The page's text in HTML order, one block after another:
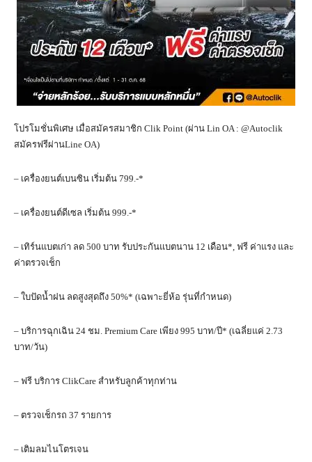
โปรโมชั่นพิเศษ เมื่อสมัครสมาชิก Clik Point (ผ่าน Lin OA : @Autoclik
สมัครฟรีผ่านLine OA)
– เครื่องยนต์เบนซิน เริ่มต้น 799.-*
– เครื่องยนต์ดีเซล เริ่มต้น 999.-*
– เทิร์นแบตเก่า ลด 500 บาท รับประกันแบตนาน 12 เดือน*, ฟรี ค่าแรง และ
ค่าตรวจเช็ก
– ใบปัดน้ำฝน ลดสูงสุดถึง 50%* (เฉพาะยี่ห้อ รุ่นที่กำหนด)
– บริการฉุกเฉิน 24 ชม. Premium Care เพียง 995 บาท/ปี* (เฉลี่ยแค่ 2.73
บาท/วัน)
– ฟรี บริการ ClikCare สำหรับลูกค้าทุกท่าน
– ตรวจเช็กรถ 37 รายการ
– เติมลมไนโตรเจน